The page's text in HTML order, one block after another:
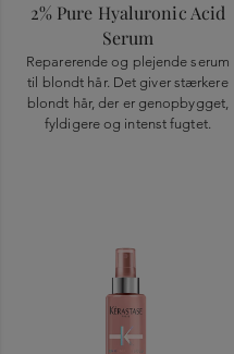
2% Pure Hyaluronic Acid
Serum
Reparerende og plejende serum
til blondt hår. Det giver stærkere
blondt hår, der er genopbygget,
fyldigere og intenst fugtet.